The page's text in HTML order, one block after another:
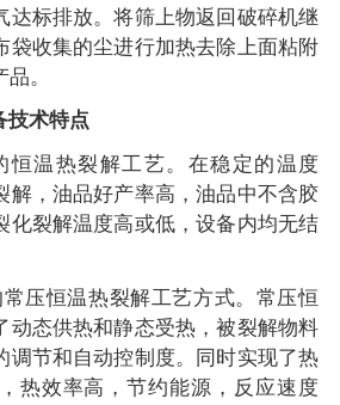
达标排放。将筛上物返回破碎机继
袋收集的尘进行加热去除上面粘附
。
技术特点
恒温热裂解工艺。在稳定的温度
解，油品好产率高，油品中不含胶
化裂解温度高或低，设备内均无结
压恒温热裂解工艺方式。常压恒
动态供热和静态受热，被裂解物料
调节和自动控制度。同时实现了热
热效率高，节约能源，反应速度